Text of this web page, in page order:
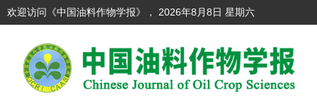
欢迎访问《中国油料作物学报》， 2026年8月8日 星期六